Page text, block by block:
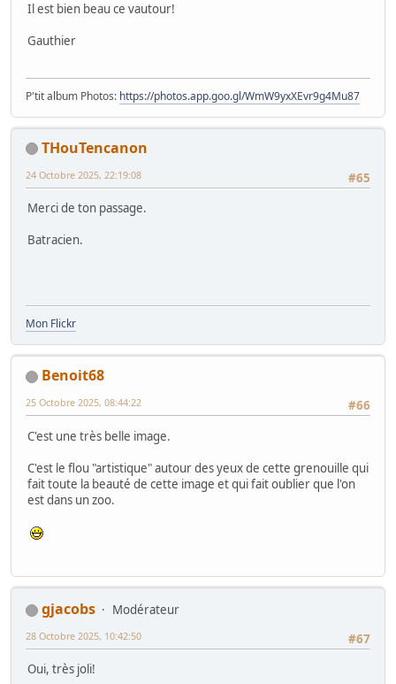
Il est bien beau ce vautour!
Gauthier
P'tit album Photos: https://photos.app.goo.gl/WmW9yxXEvr9g4Mu87
THouTencanon
#65
24 Octobre 2025, 22:19:08
Merci de ton passage.
Batracien.
Mon Flickr
Benoit68
#66
25 Octobre 2025, 08:44:22
C'est une très belle image.
C'est le flou "artistique" autour des yeux de cette grenouille qui
fait toute la beauté de cette image et qui fait oublier que l'on
est dans un zoo.
gjacobs
Modérateur
#67
28 Octobre 2025, 10:42:50
Oui, très joli!